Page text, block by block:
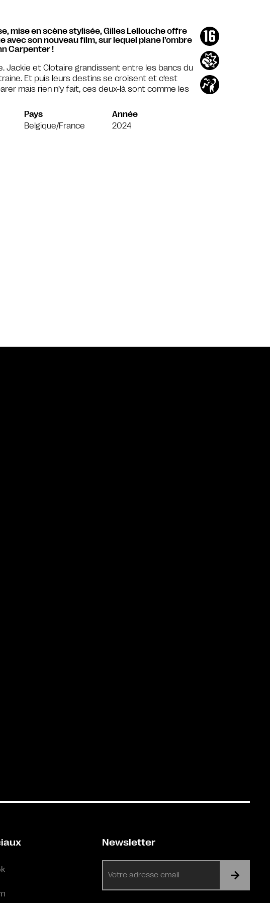
mise en scène stylisée, Gilles Lellouche offre
son nouveau film, sur lequel plane l’ombre
Carpenter !
Jackie et Clotaire grandissent entre les bancs du
Et puis leurs destins se croisent et c’est
mais rien n’y fait, ces deux-là sont comme les
Pays
Belgique/France
Année
2024
Newsletter
mail